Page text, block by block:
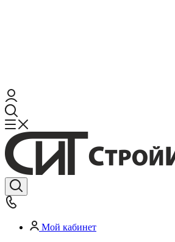
Мой кабинет